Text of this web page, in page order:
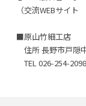
（交流WEBサイト
■原山竹細工店
住所 長野市戸隠
TEL 026-254-2098